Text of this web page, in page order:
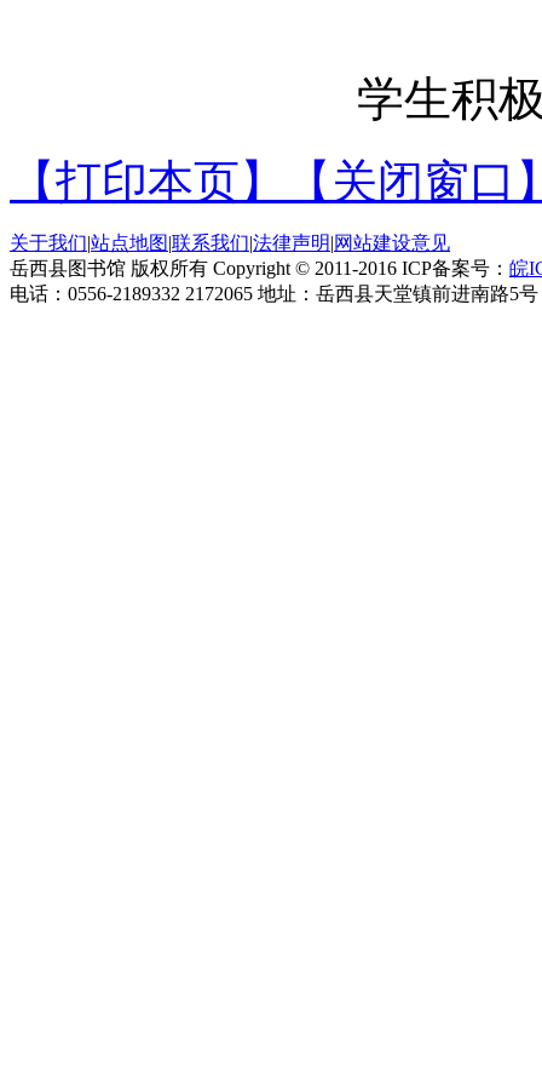
学生积
【打印本页】 【关闭窗口
关于我们|站点地图|联系我们|法律声明|网站建设意见
岳西县图书馆 版权所有 Copyright © 2011-2016 ICP备案号： 皖
电话： 0556-2189332 2172065 地址：岳西县天堂镇前进南路5